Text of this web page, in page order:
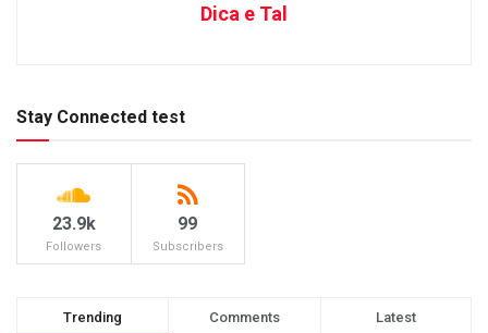
Dica e Tal
Stay Connected test
23.9k
Followers
99
Subscribers
Trending Comments Latest